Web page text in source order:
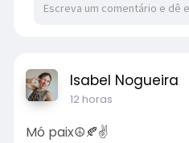
Isabel Nogueira
12 horas
Mó paix☮️🍂✌️